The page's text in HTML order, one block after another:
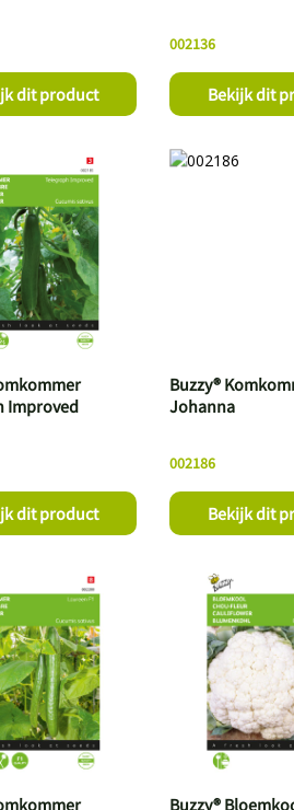
dit product
002136
Bekijk dit
Improved
dit product
002186
Buzzy®
Johanna
Bekijk dit
Buzzy®